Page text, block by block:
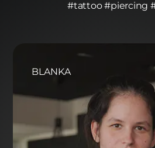
#tattoo #piercing
BLANKA